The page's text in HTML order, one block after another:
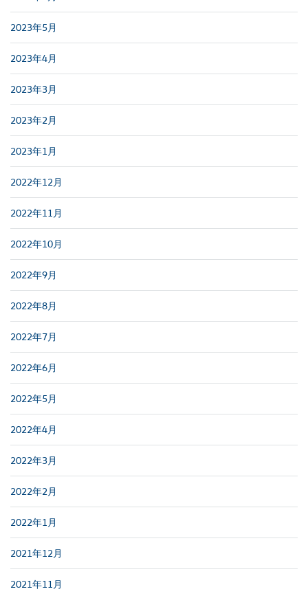
2023年5月
2023年4月
2023年3月
2023年2月
2023年1月
2022年12月
2022年11月
2022年10月
2022年9月
2022年8月
2022年7月
2022年6月
2022年5月
2022年4月
2022年3月
2022年2月
2022年1月
2021年12月
2021年11月